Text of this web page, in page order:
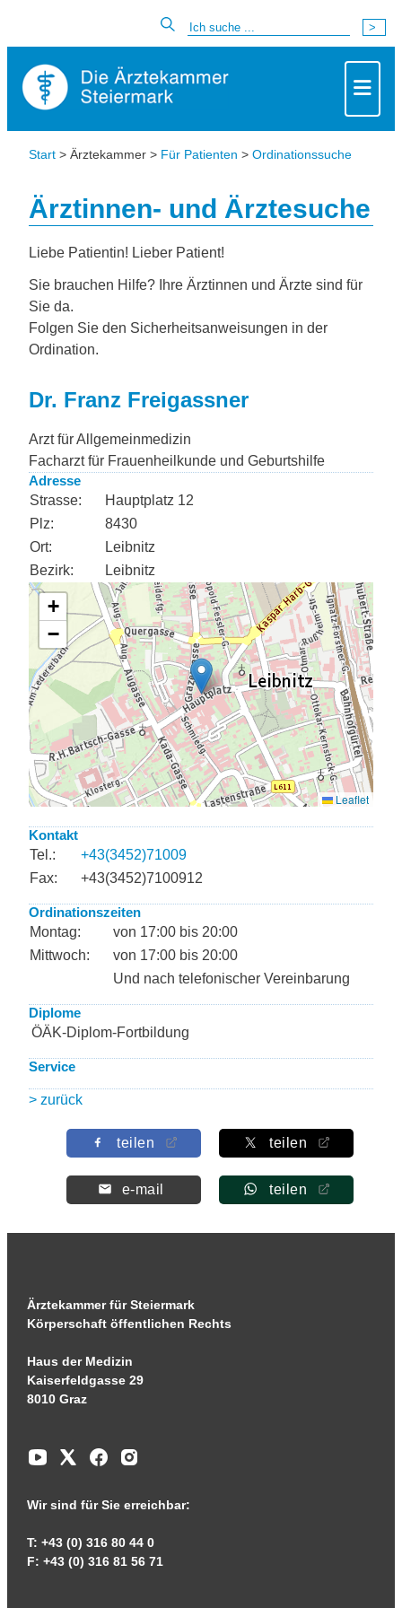
Start > Ärztekammer > Für Patienten > Ordinationssuche
Ärztinnen- und Ärztesuche
Liebe Patientin! Lieber Patient!
Sie brauchen Hilfe? Ihre Ärztinnen und Ärzte sind für
Sie da.
Folgen Sie den Sicherheitsanweisungen in der
Ordination.
Dr. Franz Freigassner
Arzt für Allgemeinmedizin
Facharzt für Frauenheilkunde und Geburtshilfe
Adresse
Strasse:
Hauptplatz 12
Plz:
8430
Ort:
Leibnitz
Bezirk:
Leibnitz
Kontakt
Tel.:
+43(3452)71009
Fax:
+43(3452)7100912
Ordinationszeiten
Montag:
von 17:00 bis 20:00
Mittwoch:
von 17:00 bis 20:00
Und nach telefonischer Vereinbarung
Diplome
ÖÄK-Diplom-Fortbildung
Service
> zurück
teilen teilen
e-mail teilen
Ärztekammer für Steiermark
Körperschaft öffentlichen Rechts
Haus der Medizin
Kaiserfeldgasse 29
8010 Graz
Wir sind für Sie erreichbar:
T: +43 (0) 316 80 44 0
F: +43 (0) 316 81 56 71